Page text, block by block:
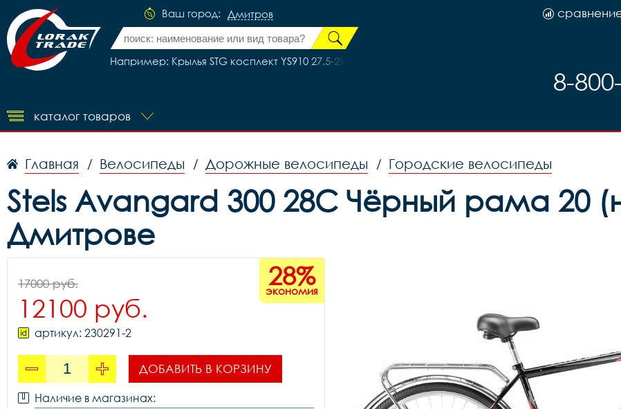
Ваш город: Дмитров
Например: Крылья STG косплект YS910 27.5-29 X94992
8-
каталог товаров
Главная / Велосипеды / Дорожные велосипеды / Городские велосипеды
Stels Avangard 300 28C Чёрный рама 20
Дмитрове
28%
экономия
17000 руб.
12100 руб.
артикул: 230291-2
ДОБАВИТЬ В КОРЗИНУ
Наличие в магазинах: